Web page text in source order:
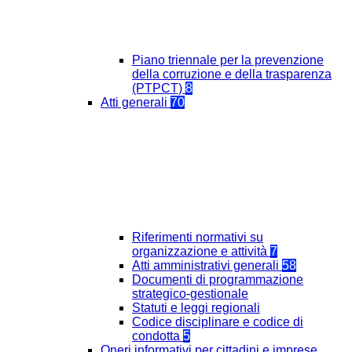
Piano triennale per la prevenzione
della corruzione e della trasparenza
(PTPCT) 8
Atti generali 70
Riferimenti normativi su
organizzazione e attività 7
Atti amministrativi generali 58
Documenti di programmazione
strategico-gestionale
Statuti e leggi regionali
Codice disciplinare e codice di
condotta 5